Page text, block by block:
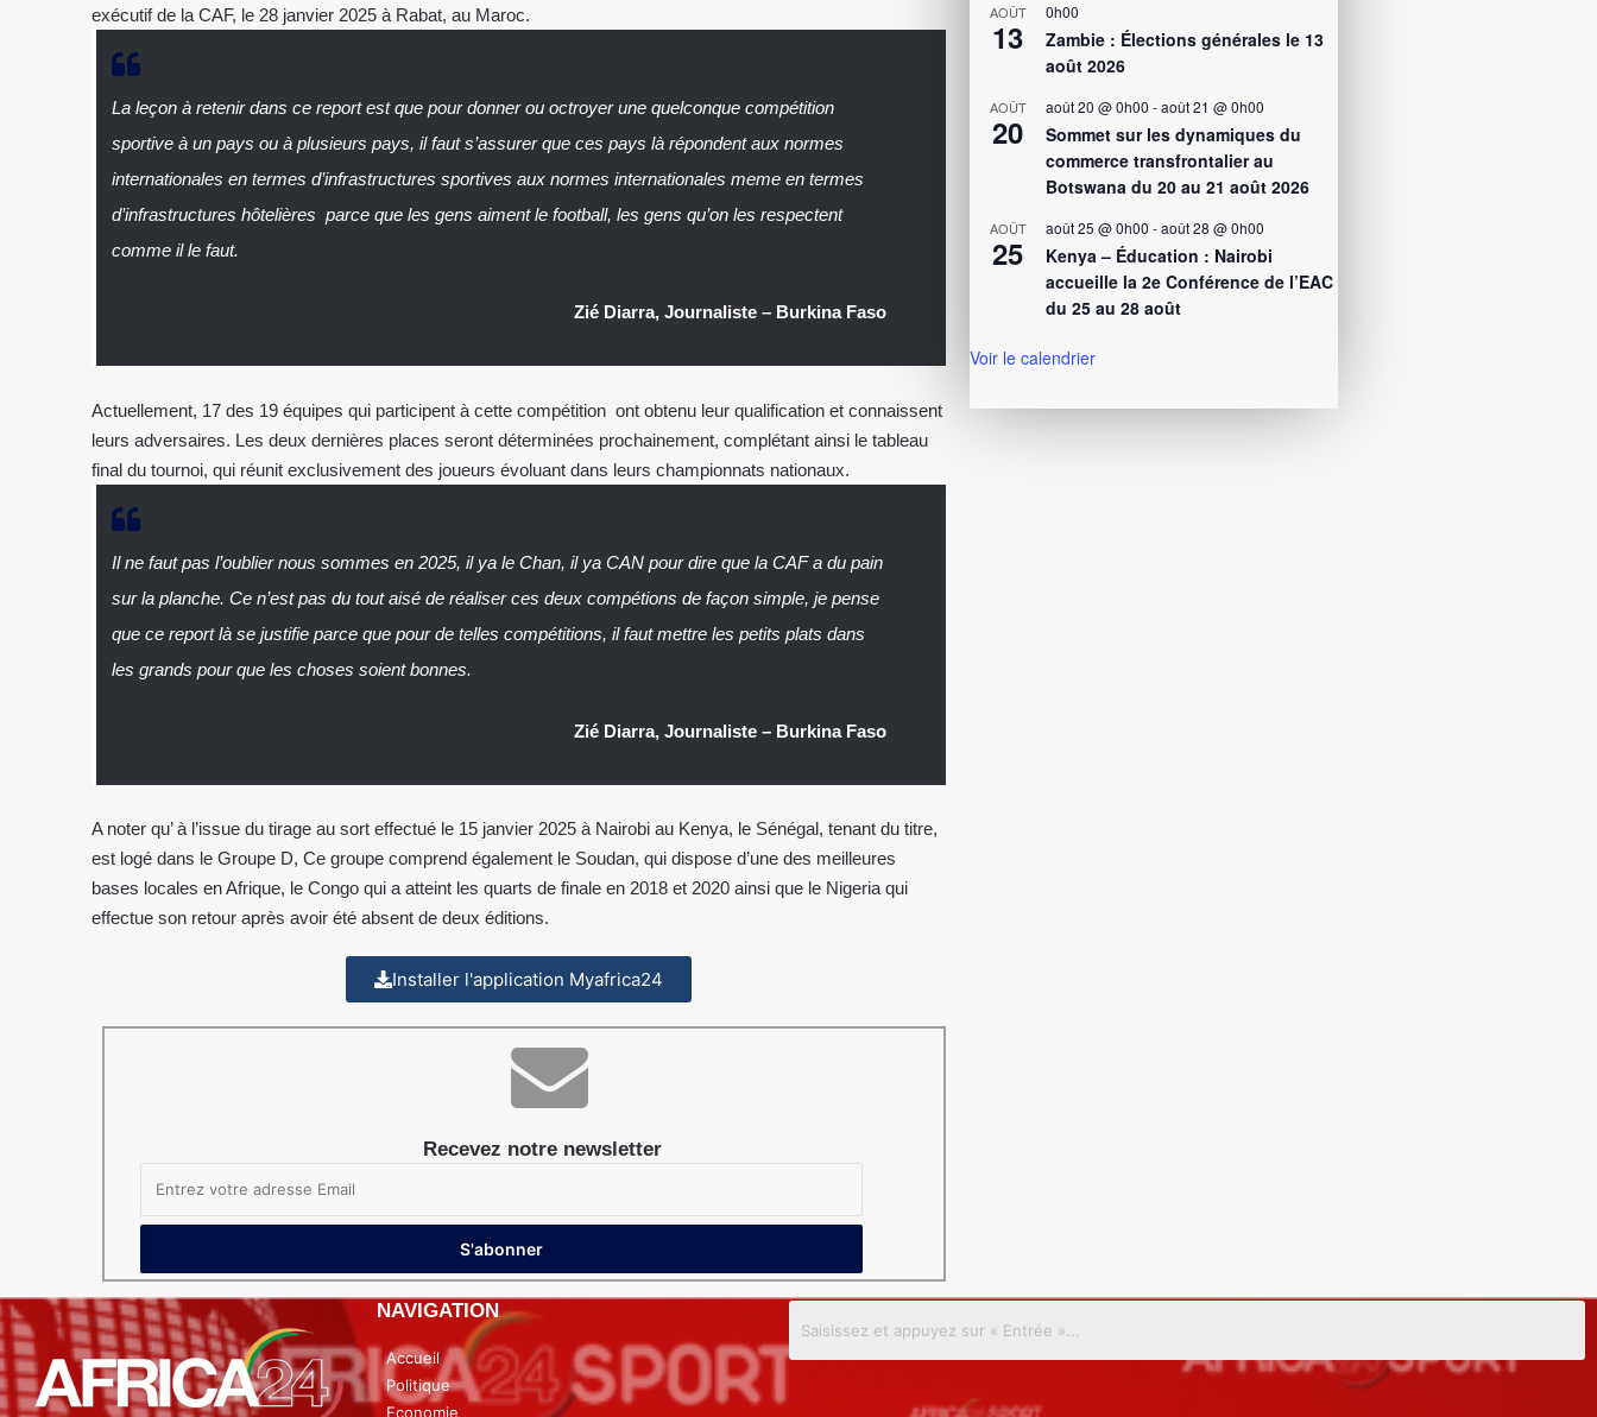
exécutif de la CAF, le 28 janvier 2025 à Rabat, au Maroc.
La leçon à retenir dans ce report est que pour donner ou octroyer une quelconque compétition
sportive à un pays ou à plusieurs pays, il faut s’assurer que ces pays là répondent aux normes
internationales en termes d’infrastructures sportives aux normes internationales meme en termes
d’infrastructures hôtelières parce que les gens aiment le football, les gens qu’on les respectent
comme il le faut.
Zié Diarra, Journaliste – Burkina Faso
Actuellement, 17 des 19 équipes qui participent à cette compétition ont obtenu leur qualification et connaissent
leurs adversaires. Les deux dernières places seront déterminées prochainement, complétant ainsi le tableau
final du tournoi, qui réunit exclusivement des joueurs évoluant dans leurs championnats nationaux.
Il ne faut pas l’oublier nous sommes en 2025, il ya le Chan, il ya CAN pour dire que la CAF a du pain
sur la planche. Ce n’est pas du tout aisé de réaliser ces deux compétions de façon simple, je pense
que ce report là se justifie parce que pour de telles compétitions, il faut mettre les petits plats dans
les grands pour que les choses soient bonnes.
Zié Diarra, Journaliste – Burkina Faso
A noter qu’ à l’issue du tirage au sort effectué le 15 janvier 2025 à Nairobi au Kenya, le Sénégal, tenant du titre,
est logé dans le Groupe D, Ce groupe comprend également le Soudan, qui dispose d’une des meilleures
bases locales en Afrique, le Congo qui a atteint les quarts de finale en 2018 et 2020 ainsi que le Nigeria qui
effectue son retour après avoir été absent de deux éditions.
Installer l'application Myafrica24
Recevez notre newsletter
AOÛT
13
0h00
Zambie : Élections générales le 13
août 2026
AOÛT
20
août 20 @ 0h00 -août 21 @ 0h00
Sommet sur les dynamiques du
commerce transfrontalier au
Botswana du 20 au 21 août 2026
AOÛT
25
août 25 @ 0h00 -août 28 @ 0h00
Kenya – Éducation : Nairobi
accueille la 2e Conférence de l’EAC
du 25 au 28 août
Voir le calendrier
NAVIGATION
Accueil
Politique
Economie